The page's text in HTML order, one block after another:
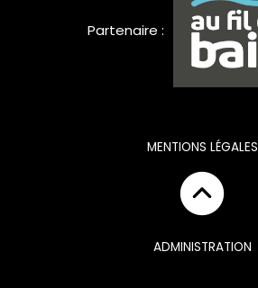
Partenaire :
MENTIONS LÉGALES
ADMINISTRATION